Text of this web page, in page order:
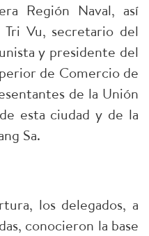
Región Naval, así
Vu, secretario del
y presidente del
de Comercio de
de la Unión
esta ciudad y de la
Sa.
los delegados, a
conocieron la base